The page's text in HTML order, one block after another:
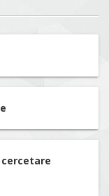
cercetare